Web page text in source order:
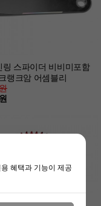
링 스파이더 비비미포함
랭크암 어셈블리
혜택과 기능이 제공